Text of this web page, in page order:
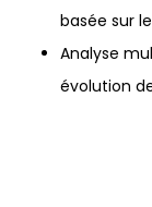
basée sur
Analyse
évolution